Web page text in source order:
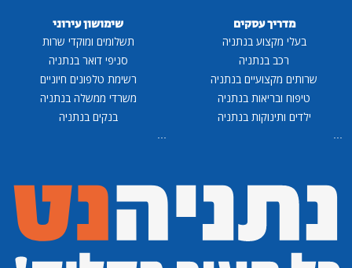
מדריך עסקים
בעלי מקצוע בנתניה
רכב בנתניה
שרותים מקצועיים בנתניה
טיפוח ובריאות בנתניה
ילדים ותינוקות בנתניה
...
שימושון עירוני
תשלומים ומוקדי שרות
סניפי דואר בנתניה
רשימת טלפונים חיוניים
משרדי ממשלה בנתניה
בנקים בנתניה
...